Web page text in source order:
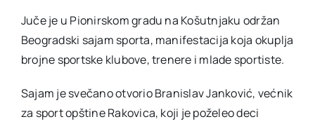
Juče je u Pionirskom gradu na Košutnjaku održan
Beogradski sajam sporta, manifestacija koja okuplja
brojne sportske klubove, trenere i mlade sportiste.
Sajam je svečano otvorio Branislav Janković, većnik
za sport opštine Rakovica, koji je poželeo deci